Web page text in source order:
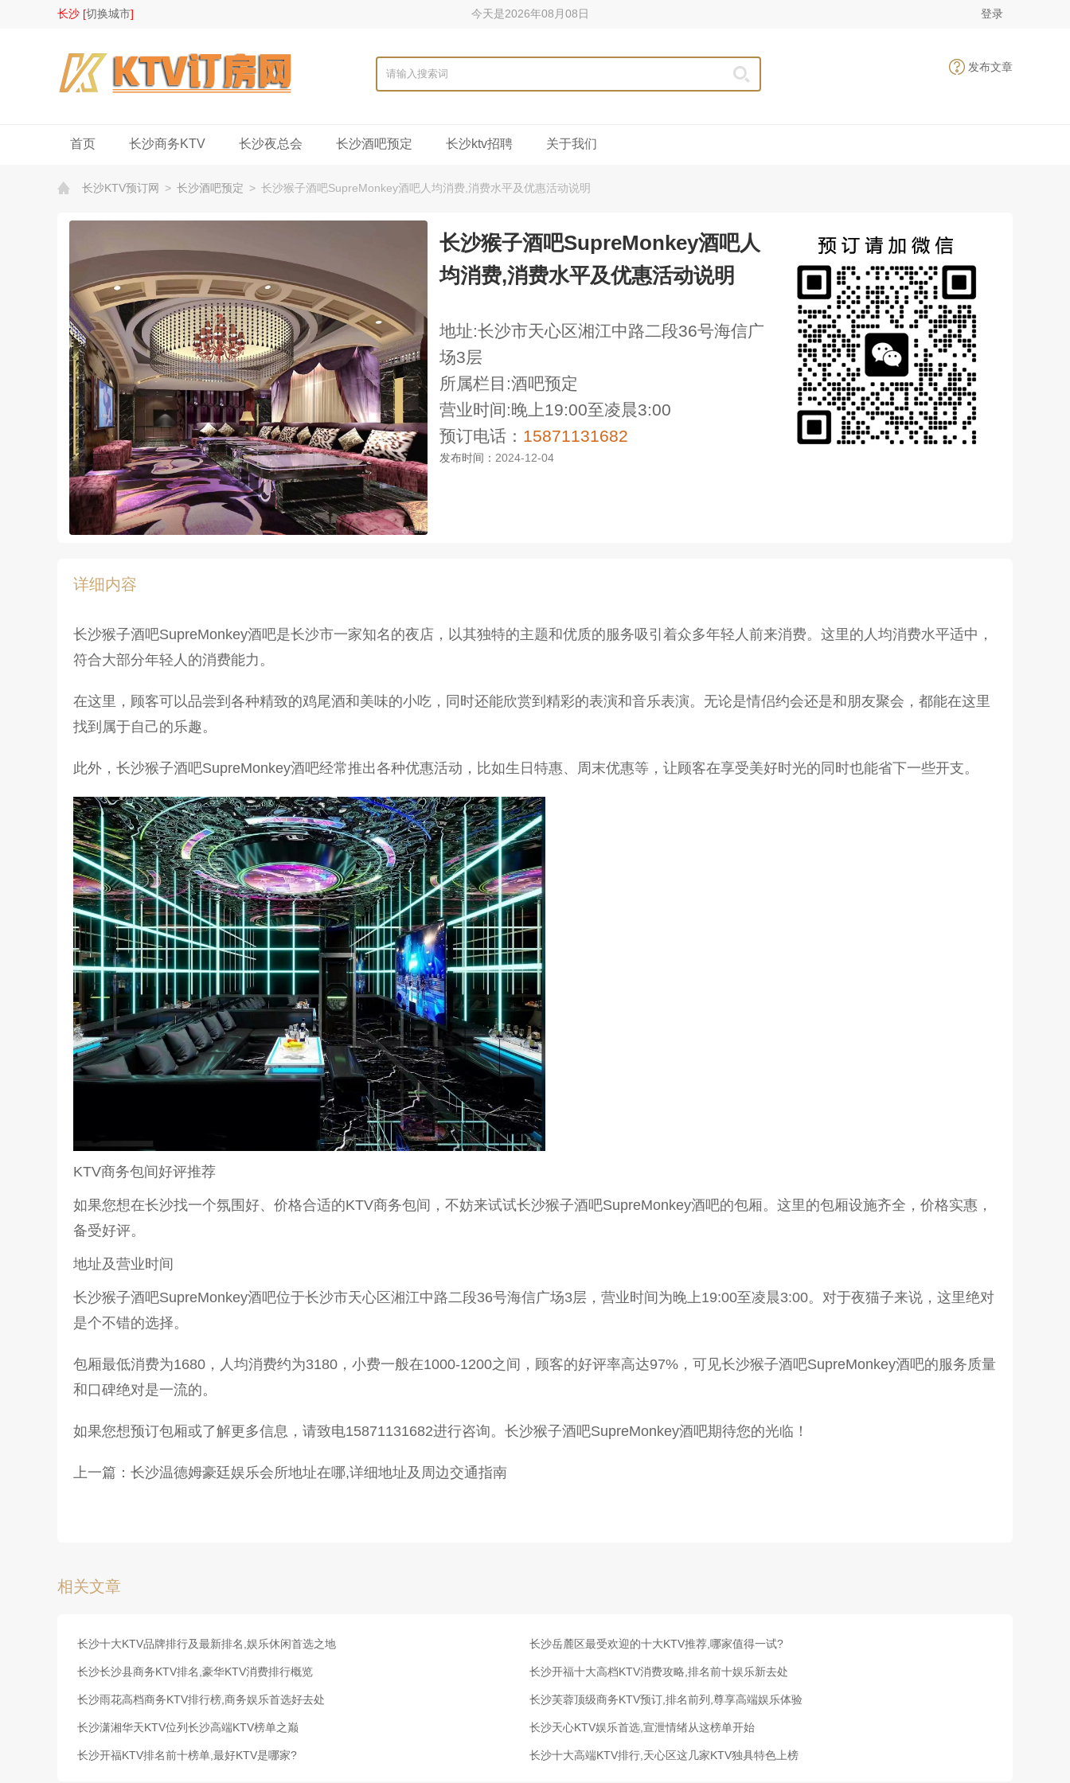
长沙 [切换城市] 今天是2026年08月08日 登录
发布文章
首页 长沙商务KTV 长沙夜总会 长沙酒吧预定 长沙ktv招聘 关于我们
长沙KTV预订网 > 长沙酒吧预定 > 长沙猴子酒吧SupreMonkey酒吧人均消费,消费水平及优惠活动说明
长沙猴子酒吧SupreMonkey酒吧人
均消费,消费水平及优惠活动说明
地址:长沙市天心区湘江中路二段36号海信广
场3层
所属栏目:酒吧预定
营业时间:晚上19:00至凌晨3:00
预订电话： 15871131682
发布时间： 2024-12-04
详细内容
长沙猴子酒吧SupreMonkey酒吧是长沙市一家知名的夜店，以其独特的主题和优质的服务吸引着众多年轻人前来消费。这里的人均消费水平适中，
符合大部分年轻人的消费能力。
在这里，顾客可以品尝到各种精致的鸡尾酒和美味的小吃，同时还能欣赏到精彩的表演和音乐表演。无论是情侣约会还是和朋友聚会，都能在这里
找到属于自己的乐趣。
此外，长沙猴子酒吧SupreMonkey酒吧经常推出各种优惠活动，比如生日特惠、周末优惠等，让顾客在享受美好时光的同时也能省下一些开支。
KTV商务包间好评推荐
如果您想在长沙找一个氛围好、价格合适的KTV商务包间，不妨来试试长沙猴子酒吧SupreMonkey酒吧的包厢。这里的包厢设施齐全，价格实惠，
备受好评。
地址及营业时间
长沙猴子酒吧SupreMonkey酒吧位于长沙市天心区湘江中路二段36号海信广场3层，营业时间为晚上19:00至凌晨3:00。对于夜猫子来说，这里绝对
是个不错的选择。
包厢最低消费为1680，人均消费约为3180，小费一般在1000-1200之间，顾客的好评率高达97%，可见长沙猴子酒吧SupreMonkey酒吧的服务质量
和口碑绝对是一流的。
如果您想预订包厢或了解更多信息，请致电15871131682进行咨询。长沙猴子酒吧SupreMonkey酒吧期待您的光临！
上一篇： 长沙温德姆豪廷娱乐会所地址在哪,详细地址及周边交通指南
相关文章
长沙十大KTV品牌排行及最新排名,娱乐休闲首选之地 长沙岳麓区最受欢迎的十大KTV推荐,哪家值得一试?
长沙长沙县商务KTV排名,豪华KTV消费排行概览 长沙开福十大高档KTV消费攻略,排名前十娱乐新去处
长沙雨花高档商务KTV排行榜,商务娱乐首选好去处 长沙芙蓉顶级商务KTV预订,排名前列,尊享高端娱乐体验
长沙潇湘华天KTV位列长沙高端KTV榜单之巅 长沙天心KTV娱乐首选,宣泄情绪从这榜单开始
长沙开福KTV排名前十榜单,最好KTV是哪家? 长沙十大高端KTV排行,天心区这几家KTV独具特色上榜